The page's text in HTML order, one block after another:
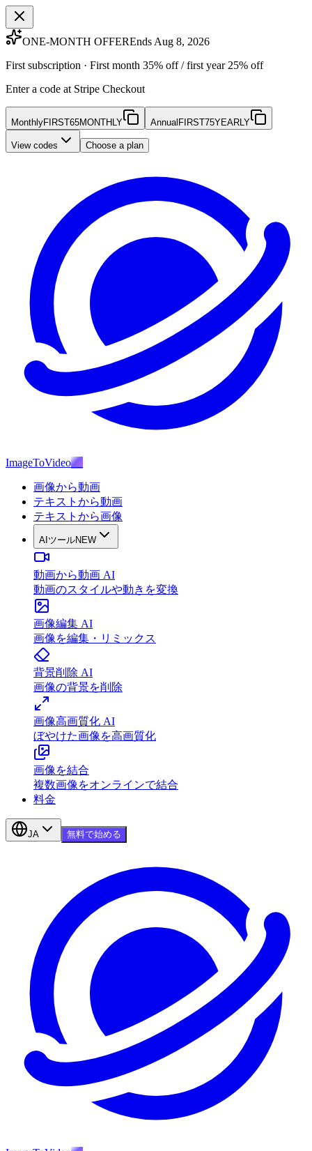
ONE-MONTH OFFEREnds Aug 8, 2026
First subscription · First month 35% off / first year 25% off
Enter a code at Stripe Checkout
MonthlyFIRST65MONTHLY Annual FIRST75YEARLY
View codes Choose a plan
ImageToVideoAI
画像から動画
テキストから動画
テキストから画像
AIツールNEW
動画から動画 AI
動画のスタイルや動きを変換
画像編集 AI
画像を編集・リミックス
背景削除 AI
画像の背景を削除
画像高画質化 AI
ぼやけた画像を高画質化
画像を結合
複数画像をオンラインで結合
料金
JA 無料で始める